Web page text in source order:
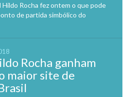
Rocha fez ontem o que pode
de partida simbólico do
Rocha ganham
maior site de